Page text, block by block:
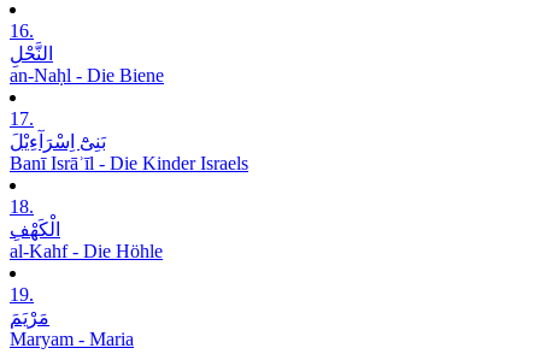
16.
النَّحْلِ
an-Naḥl - Die Biene
17.
بَنِیْٓ اِسْرَآءِیْلَ
Banī Isrāʾīl - Die Kinder Israels
18.
الْکَھْفِ
al-Kahf - Die Höhle
19.
مَرْیَمَ
Maryam - Maria